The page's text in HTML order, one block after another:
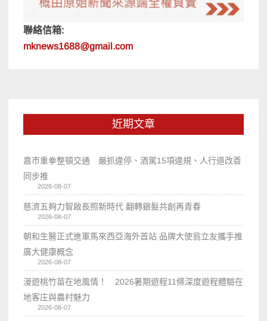
聯絡信箱:
mknews1688@gmail.com
近期文章
嘉市重拳整頓交通 嚴抓違停、酒駕15項違規、人行道改善
同步推
2026-08-07
慈濟五夠力智啟長照新時代 翻轉銀髮共創再青春
2026-08-07
朝和生醫正式進軍馬來西亞海外首站 品牌大使翁立友攜手推
廣大健康概念
2026-08-07
漫遊桃竹苗在地風情！ 2026暑期遊程11條深度遊程體驗在
地客庄與農村魅力
2026-08-07